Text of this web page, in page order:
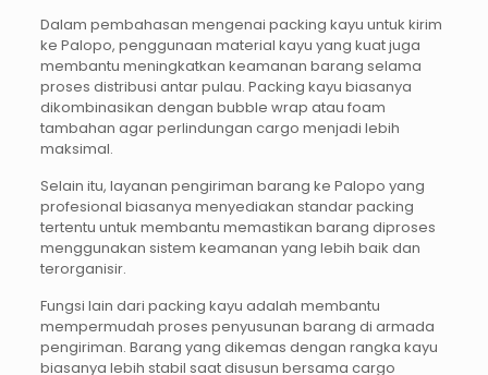
Dalam pembahasan mengenai packing kayu untuk kirim
ke Palopo, penggunaan material kayu yang kuat juga
membantu meningkatkan keamanan barang selama
proses distribusi antar pulau. Packing kayu biasanya
dikombinasikan dengan bubble wrap atau foam
tambahan agar perlindungan cargo menjadi lebih
maksimal.
Selain itu, layanan pengiriman barang ke Palopo yang
profesional biasanya menyediakan standar packing
tertentu untuk membantu memastikan barang diproses
menggunakan sistem keamanan yang lebih baik dan
terorganisir.
Fungsi lain dari packing kayu adalah membantu
mempermudah proses penyusunan barang di armada
pengiriman. Barang yang dikemas dengan rangka kayu
biasanya lebih stabil saat disusun bersama cargo